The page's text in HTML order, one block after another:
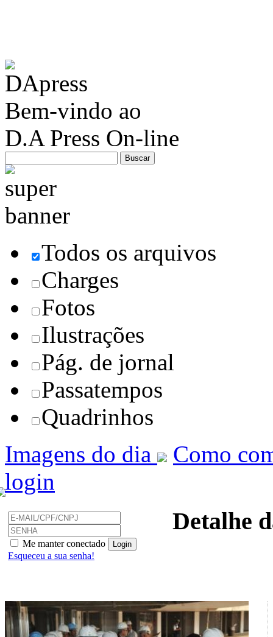
Bem-vindo ao
D.A Press On-line
Todos os arquivos
Charges
Fotos
Ilustrações
Pág. de jornal
Passatempos
Quadrinhos
Imagens do dia
Como
login
Me manter conectado
Esqueceu a sua senha!
Detalhe